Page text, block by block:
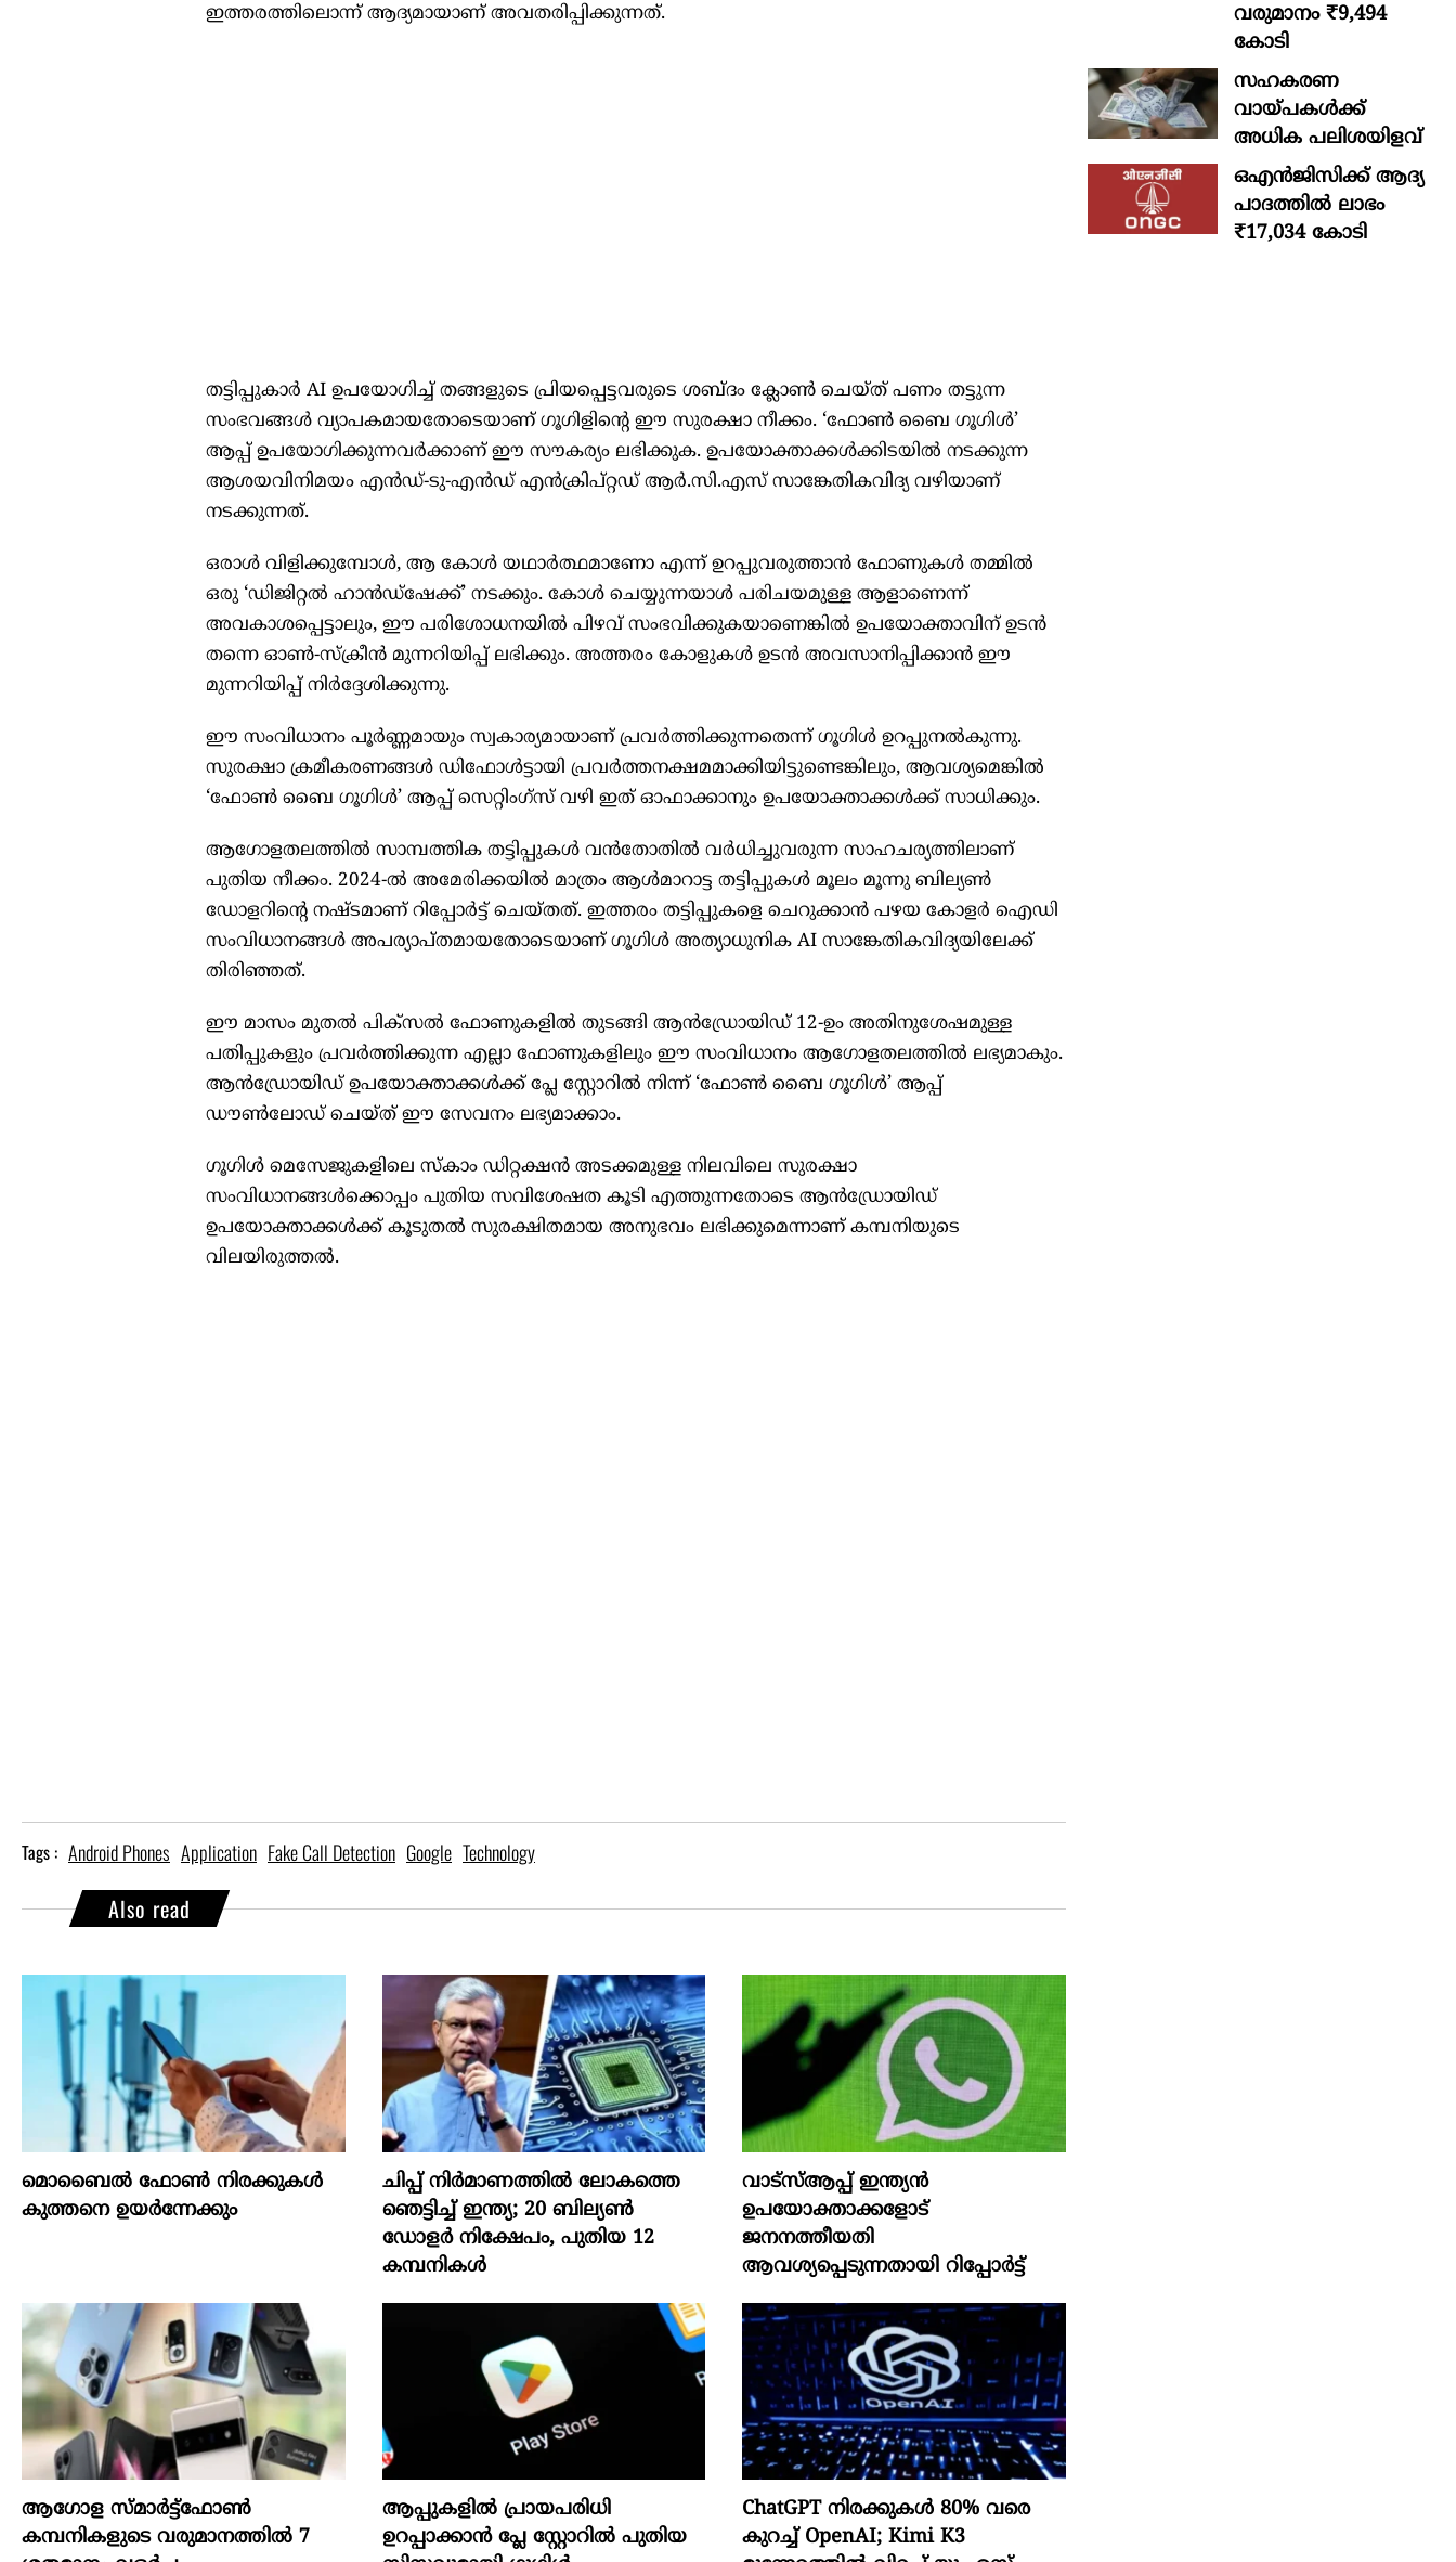
ഇത്തരത്തിലൊന്ന് ആദ്യമായാണ് അവതരിപ്പിക്കുന്നത്.
തട്ടിപ്പുകാർ AI ഉപയോഗിച്ച് തങ്ങളുടെ പ്രിയപ്പെട്ടവരുടെ ശബ്ദം ക്ലോൺ ചെയ്ത് പണം തട്ടുന്ന
സംഭവങ്ങൾ വ്യാപകമായതോടെയാണ് ഗൂഗിളിന്റെ ഈ സുരക്ഷാ നീക്കം. ‘ഫോൺ ബൈ ഗൂഗിൾ’
ആപ്പ് ഉപയോഗിക്കുന്നവർക്കാണ് ഈ സൗകര്യം ലഭിക്കുക. ഉപയോക്താക്കൾക്കിടയിൽ നടക്കുന്ന
ആശയവിനിമയം എൻഡ്-ടു-എൻഡ് എൻക്രിപ്റ്റഡ് ആർ.സി.എസ് സാങ്കേതികവിദ്യ വഴിയാണ്
നടക്കുന്നത്.
ഒരാൾ വിളിക്കുമ്പോൾ, ആ കോൾ യഥാർത്ഥമാണോ എന്ന് ഉറപ്പുവരുത്താൻ ഫോണുകൾ തമ്മിൽ
ഒരു ‘ഡിജിറ്റൽ ഹാൻഡ്‌ഷേക്ക്’ നടക്കും. കോൾ ചെയ്യുന്നയാൾ പരിചയമുള്ള ആളാണെന്ന്
അവകാശപ്പെട്ടാലും, ഈ പരിശോധനയിൽ പിഴവ് സംഭവിക്കുകയാണെങ്കിൽ ഉപയോക്താവിന് ഉടൻ
തന്നെ ഓൺ-സ്ക്രീൻ മുന്നറിയിപ്പ് ലഭിക്കും. അത്തരം കോളുകൾ ഉടൻ അവസാനിപ്പിക്കാൻ ഈ
മുന്നറിയിപ്പ് നിർദ്ദേശിക്കുന്നു.
ഈ സംവിധാനം പൂർണ്ണമായും സ്വകാര്യമായാണ് പ്രവർത്തിക്കുന്നതെന്ന് ഗൂഗിൾ ഉറപ്പുനൽകുന്നു.
സുരക്ഷാ ക്രമീകരണങ്ങൾ ഡിഫോൾട്ടായി പ്രവർത്തനക്ഷമമാക്കിയിട്ടുണ്ടെങ്കിലും, ആവശ്യമെങ്കിൽ
‘ഫോൺ ബൈ ഗൂഗിൾ’ ആപ്പ് സെറ്റിംഗ്സ് വഴി ഇത് ഓഫാക്കാനും ഉപയോക്താക്കൾക്ക് സാധിക്കും.
ആഗോളതലത്തിൽ സാമ്പത്തിക തട്ടിപ്പുകൾ വൻതോതിൽ വർധിച്ചുവരുന്ന സാഹചര്യത്തിലാണ്
പുതിയ നീക്കം. 2024-ൽ അമേരിക്കയിൽ മാത്രം ആൾമാറാട്ട തട്ടിപ്പുകൾ മൂലം മൂന്നു ബില്യൺ
ഡോളറിന്റെ നഷ്ടമാണ് റിപ്പോർട്ട് ചെയ്തത്. ഇത്തരം തട്ടിപ്പുകളെ ചെറുക്കാൻ പഴയ കോളർ ഐഡി
സംവിധാനങ്ങൾ അപര്യാപ്തമായതോടെയാണ് ഗൂഗിൾ അത്യാധുനിക AI സാങ്കേതികവിദ്യയിലേക്ക്
തിരിഞ്ഞത്.
ഈ മാസം മുതൽ പിക്സൽ ഫോണുകളിൽ തുടങ്ങി ആൻഡ്രോയിഡ് 12-ഉം അതിനുശേഷമുള്ള
പതിപ്പുകളും പ്രവർത്തിക്കുന്ന എല്ലാ ഫോണുകളിലും ഈ സംവിധാനം ആഗോളതലത്തിൽ ലഭ്യമാകും.
ആൻഡ്രോയിഡ് ഉപയോക്താക്കൾക്ക് പ്ലേ സ്റ്റോറിൽ നിന്ന് ‘ഫോൺ ബൈ ഗൂഗിൾ’ ആപ്പ്
ഡൗൺലോഡ് ചെയ്ത് ഈ സേവനം ലഭ്യമാക്കാം.
ഗൂഗിൾ മെസേജുകളിലെ സ്‌കാം ഡിറ്റക്ഷൻ അടക്കമുള്ള നിലവിലെ സുരക്ഷാ
സംവിധാനങ്ങൾക്കൊപ്പം പുതിയ സവിശേഷത കൂടി എത്തുന്നതോടെ ആൻഡ്രോയിഡ്
ഉപയോക്താക്കൾക്ക് കൂടുതൽ സുരക്ഷിതമായ അനുഭവം ലഭിക്കുമെന്നാണ് കമ്പനിയുടെ
വിലയിരുത്തൽ.
Tags : Android Phones Application Fake Call Detection Google Technology
Also read
മൊബൈല്‍ ഫോണ്‍ നിരക്കുകള്‍
കുത്തനെ ഉയര്‍ന്നേക്കും
ചിപ്പ് നിർമാണത്തിൽ ലോകത്തെ
ഞെട്ടിച്ച് ഇന്ത്യ; 20 ബില്യൺ
ഡോളർ നിക്ഷേപം, പുതിയ 12
കമ്പനികൾ
വാട്‌സ്ആപ്പ് ഇന്ത്യൻ
ഉപയോക്താക്കളോട്
ജനനത്തീയതി
ആവശ്യപ്പെടുന്നതായി റിപ്പോർട്ട്
ആഗോള സ്‌മാർട്ട്‌ഫോൺ
കമ്പനികളുടെ വരുമാനത്തിൽ 7
ആപ്പുകളിൽ പ്രായപരിധി
ഉറപ്പാക്കാൻ പ്ലേ സ്റ്റോറിൽ പുതിയ
ChatGPT നിരക്കുകൾ 80% വരെ
കുറച്ച് OpenAI; Kimi K3
വരുമാനം ₹9,494
കോടി
സഹകരണ
വായ്പകള്‍ക്ക്
അധിക പലിശയിളവ്
ഒഎന്‍ജിസിക്ക് ആദ്യ
പാദത്തില്‍ ലാഭം
₹17,034 കോടി